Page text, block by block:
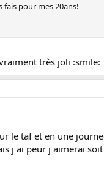
fais pour mes 20ans!
très joli :smile:
le taf et en une
j ai peur j aimerai